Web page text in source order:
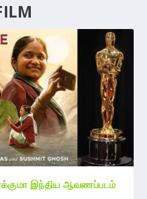
இந்திய ஆவணப்படம்